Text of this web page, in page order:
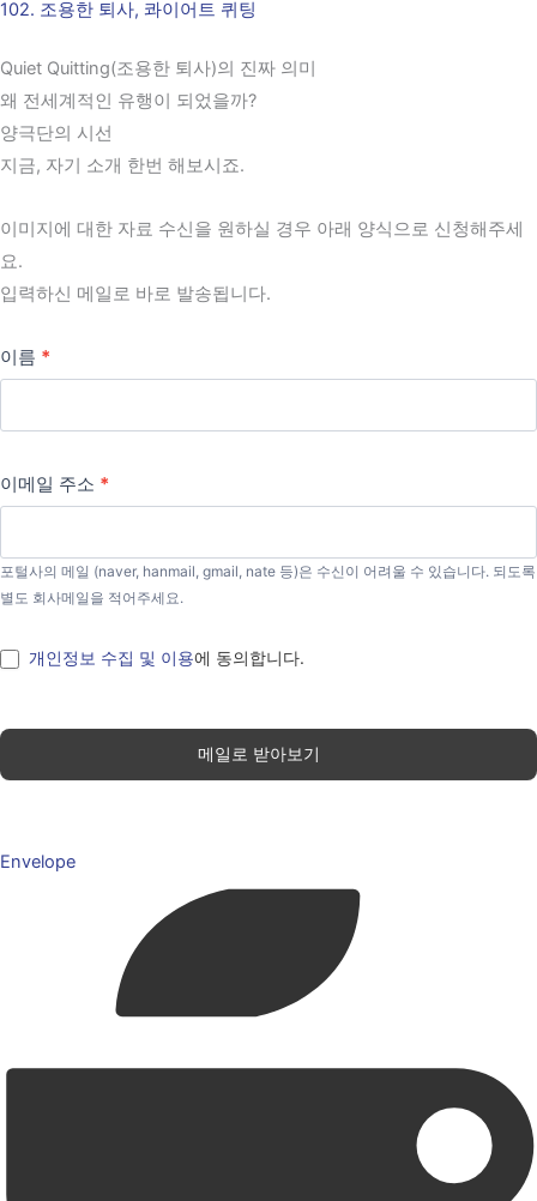
콘
츠
로
건
너
기
102. 조용한 퇴사, 콰이어트 퀴팅
Quiet Quitting(조용한 퇴사)의 진짜 의미
왜 전세계적인 유행이 되었을까?
양극단의 시선
지금, 자기 소개 한번 해보시죠.
이미지에 대한 자료 수신을 원하실 경우 아래 양식으로 신청해주세
요.
입력하신 메일로 바로 발송됩니다.
이름 *
이메일 주소 *
포털사의 메일 (naver, hanmail, gmail, nate 등)은 수신이 어려울 수 있습니다. 되도록
별도 회사메일을 적어주세요.
개인정보 수집 및 이용에 동의합니다.
메일로 받아보기
Envelope